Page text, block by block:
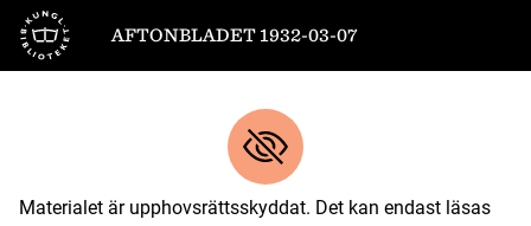
Till startsidan
AFTONBLADET 1932-03-07
Materialet är upphovsrättsskyddat. Det kan endast läsas